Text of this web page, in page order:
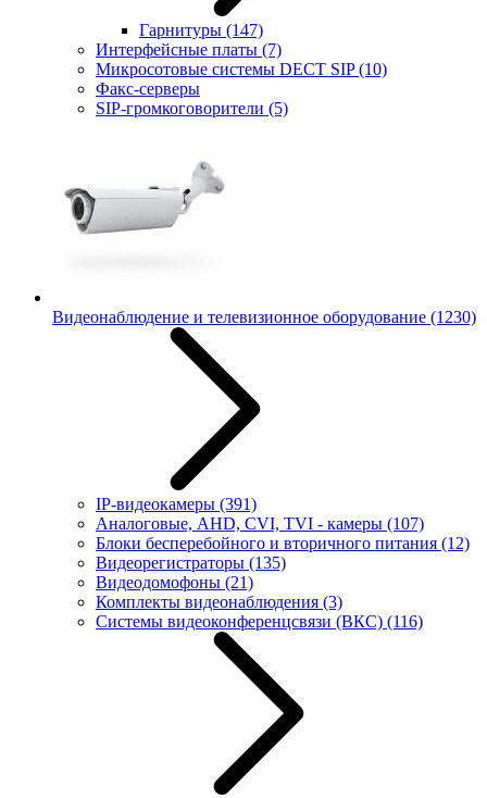
Гарнитуры (147)
Интерфейсные платы (7)
Микросотовые системы DECT SIP(10)
Факс-серверы
SIP-громкоговорители (5)
Видеонаблюдение и телевизионное оборудование (1230)
IP-видеокамеры (391)
Аналоговые, AHD, CVI, TVI - камеры (107)
Блоки бесперебойного и вторичного питания (12)
Видеорегистраторы (135)
Видеодомофоны (21)
Комплекты видеонаблюдения (3)
Системы видеоконференцсвязи (ВКС) (116)